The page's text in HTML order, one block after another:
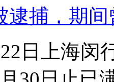
逮捕，期
日上海